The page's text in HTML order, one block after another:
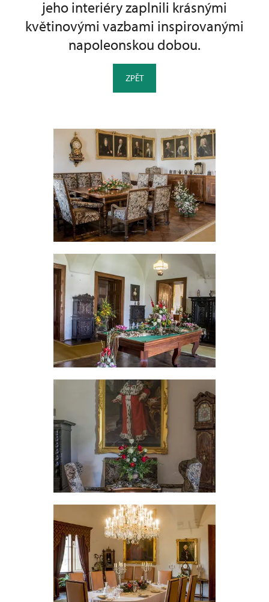
jeho interiéry zaplnili krásnými
květinovými vazbami inspirovanými
napoleonskou dobou.
ZPĚT